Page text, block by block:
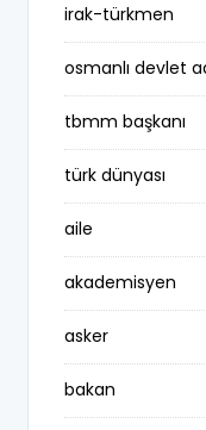
irak-türkmen
osmanlı devlet
tbmm başkanı
türk dünyası
aile
akademisyen
asker
bakan